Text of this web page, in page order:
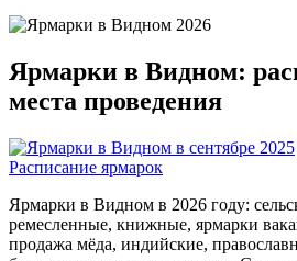
Ярмарки в Видном:
места проведения
Расписание ярмарок
Ярмарки в Видном в 2026 году:
ремесленные, книжные, ярмарки
продажа мёда, индийские,